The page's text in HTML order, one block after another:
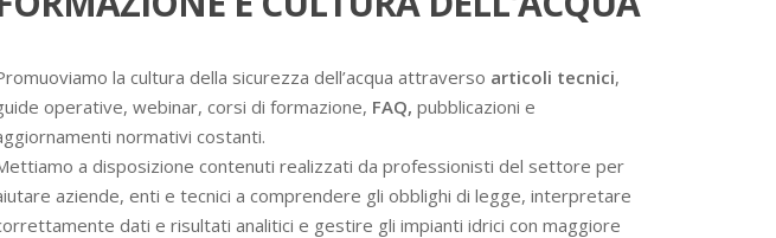
la cultura della sicurezza dell’acqua attraverso articoli tecnici,
operative, webinar, corsi di formazione, FAQ, pubblicazioni e
normativi costanti.
a disposizione contenuti realizzati da professionisti del settore per
aziende, enti e tecnici a comprendere gli obblighi di legge, interpretare
dati e risultati analitici e gestire gli impianti idrici con maggiore